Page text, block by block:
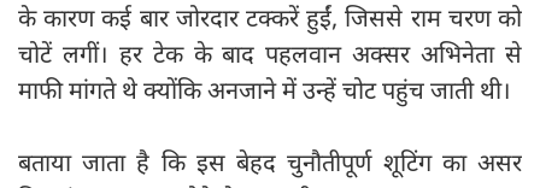
के कारण कई बार जोरदार टक्करें हुईं, जिससे राम चरण को
चोटें लगीं। हर टेक के बाद पहलवान अक्सर अभिनेता से
माफी मांगते थे क्योंकि अनजाने में उन्हें चोट पहुंच जाती थी।
बताया जाता है कि इस बेहद चुनौतीपूर्ण शूटिंग का असर